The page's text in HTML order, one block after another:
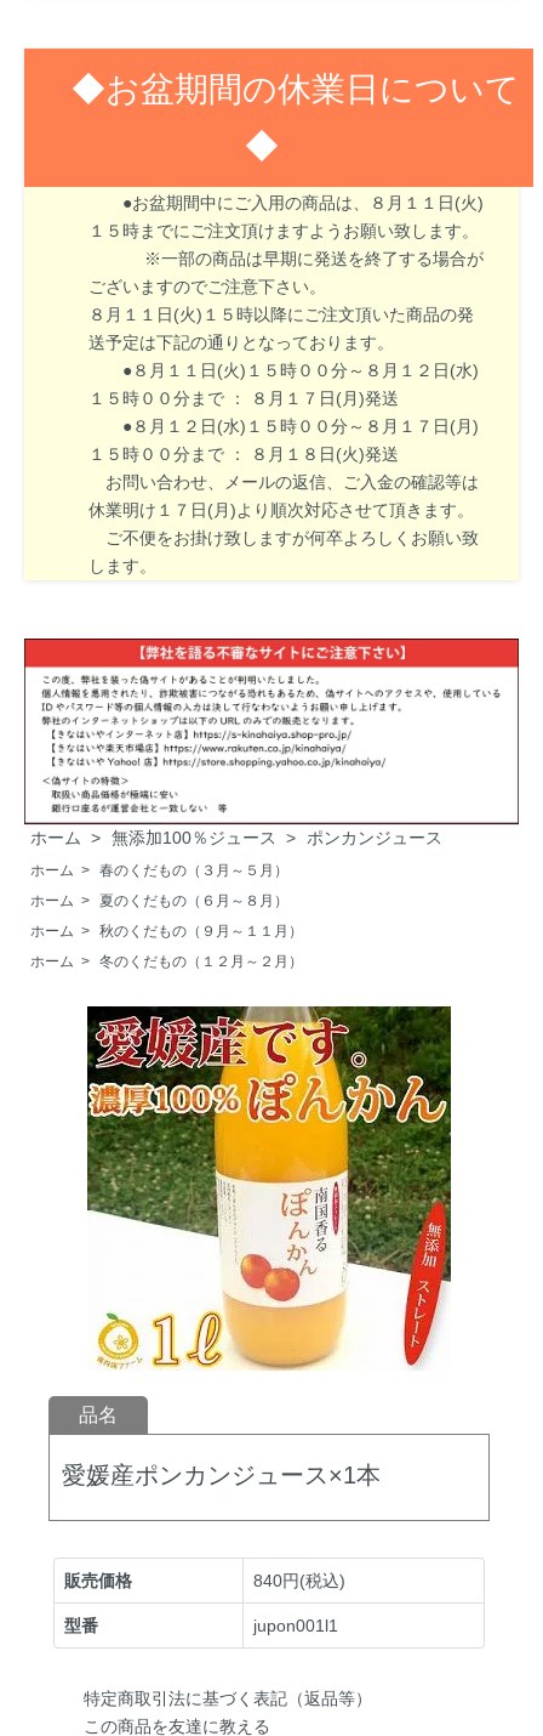
◆お盆期間の休業日について
◆
８月１３日(木)～１６日(日)はお盆期間のため休業
●お盆期間中にご入用の商品は、８月１１日(火)
１５時までにご注文頂けますようお願い致します。
※一部の商品は早期に発送を終了する場合が
ございますのでご注意下さい。
８月１１日(火)１５時以降にご注文頂いた商品の発
送予定は下記の通りとなっております。
●８月１１日(火)１５時００分～８月１２日(水)
１５時００分まで ： ８月１７日(月)発送
●８月１２日(水)１５時００分～８月１７日(月)
１５時００分まで ： ８月１８日(火)発送
お問い合わせ、メールの返信、ご入金の確認等は
休業明け１７日(月)より順次対応させて頂きます。
ご不便をお掛け致しますが何卒よろしくお願い致
します。
ホーム > 無添加100％ジュース > ポンカンジュース
ホーム > 春のくだもの（３月～５月）
ホーム >
夏のくだもの（６月～８月）
ホーム > 秋のくだもの（９月～１１月）
ホーム > 冬のくだもの（１２月～２月）
品名
愛媛産ポンカンジュース×1本
販売価格 840円(税込)
型番 jupon001l1
特定商取引法に基づく表記（返品等）
この商品を友達に教える